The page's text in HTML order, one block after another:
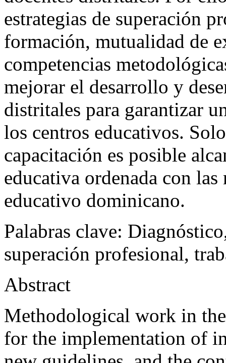
estrategias de superación
formación, mutualidad de
competencias
mejorar el desarrollo y
distritales para garantizar
los centros educativos.
capacitación es posible
educativa ordenada con las
educativo dominicano.
Palabras clave:
superación profesional,
Abstract
Methodological work in
for the implementation of